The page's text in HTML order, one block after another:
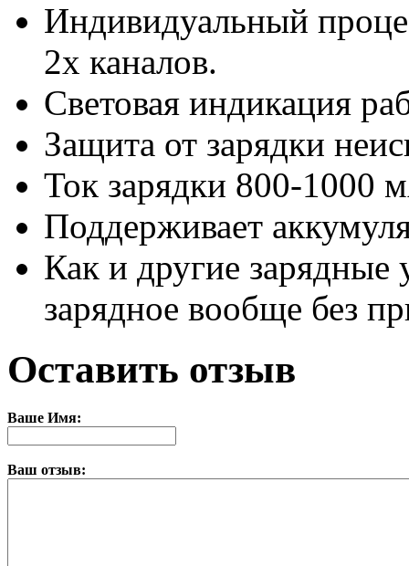
Индивидуальный
2х каналов.
Световая индикация
Защита от зарядки
Ток зарядки 800-1000
Поддерживает
Как и другие зарядные
зарядное вообще без
Оставить отзыв
Ваше Имя:
Ваш отзыв: